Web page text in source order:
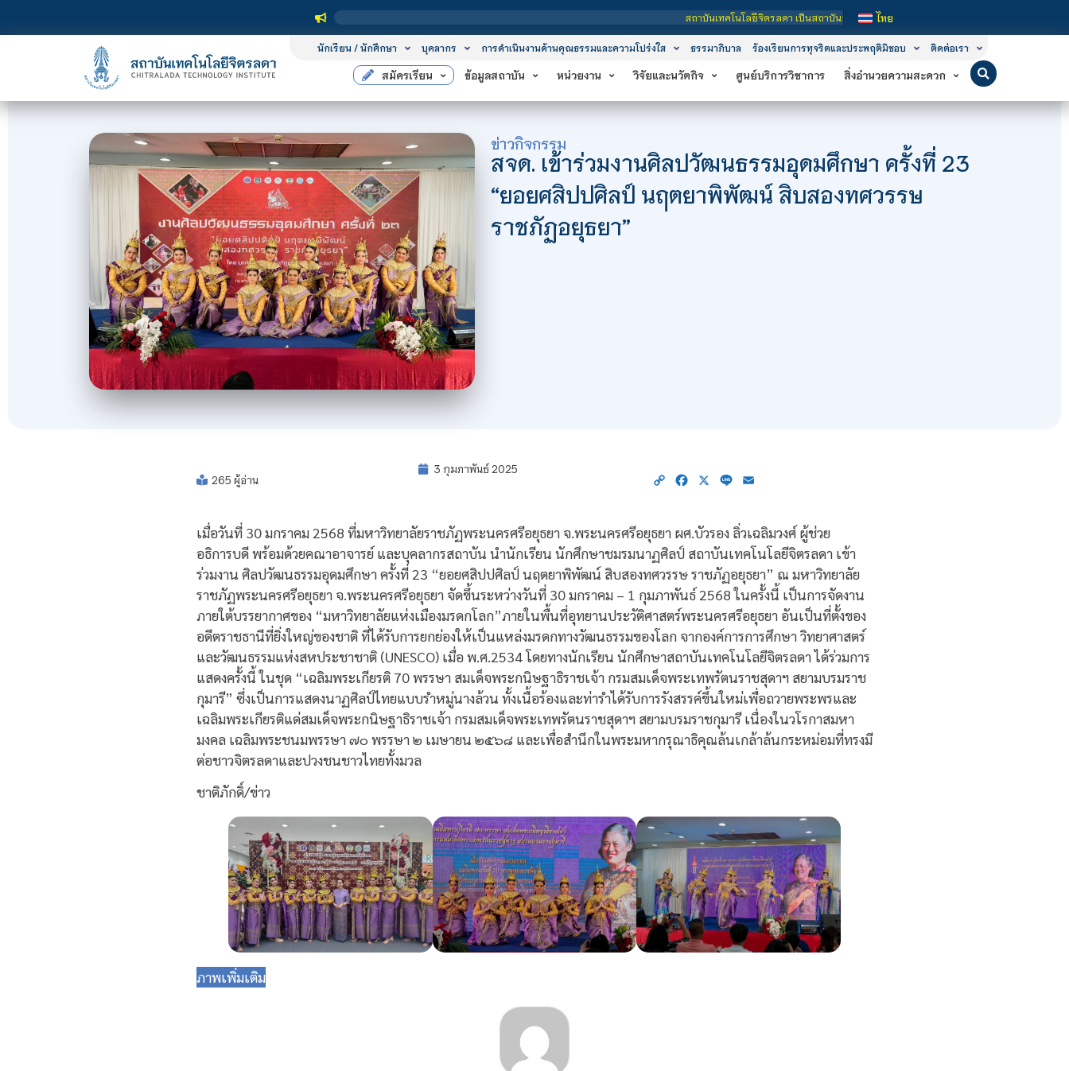
สถาบันเทคโนโลยีจิตรลดา เป็นสถาบันอุดมศึกษาในกำกับของรัฐ เปิดหลักสูตรการเรียนการสอน 3 ระดับ คื
ไทย
นักเรียน / นักศึกษา บุคลากร การดำเนินงานด้านคุณธรรมและความโปร่งใส ธรรมาภิบาล ร้องเรียนการทุจริตและประพฤติมิชอบ ติดต่อเรา
สมัครเรียน ข้อมูลสถาบัน หน่วยงาน วิจัยและนวัตกิจ ศูนย์บริการวิชาการ สิ่งอำนวยความสะดวก
ข่าวกิจกรรม
สจด. เข้าร่วมงานศิลปวัฒนธรรมอุดมศึกษา ครั้งที่ 23
“ยอยศสิปปศิลป์ นฤตยาพิพัฒน์ สิบสองทศวรรษ
ราชภัฏอยุธยา”
265 ผู้อ่าน
3 กุมภาพันธ์ 2025
Copy Facebook
X Line
เมื่อวันที่ 30 มกราคม 2568 ที่มหาวิทยาลัยราชภัฏพระนครศรีอยุธยา จ.พระนครศรีอยุธยา ผศ.บัวรอง ลิ่วเฉลิมวงศ์ ผู้ช่วย
อธิการบดี พร้อมด้วยคณาอาจารย์ และบุคลากรสถาบัน นำนักเรียน นักศึกษาชมรมนาฏศิลป์ สถาบันเทคโนโลยีจิตรลดา เข้า
ร่วมงาน ศิลปวัฒนธรรมอุดมศึกษา ครั้งที่ 23 “ยอยศสิปปศิลป์ นฤตยาพิพัฒน์ สิบสองทศวรรษ ราชภัฏอยุธยา” ณ มหาวิทยาลัย
ราชภัฏพระนครศรีอยุธยา จ.พระนครศรีอยุธยา จัดขึ้นระหว่างวันที่ 30 มกราคม – 1 กุมภาพันธ์ 2568 ในครั้งนี้ เป็นการจัดงาน
ภายใต้บรรยากาศของ “มหาวิทยาลัยแห่งเมืองมรดกโลก”ภายในพื้นที่อุทยานประวัติศาสตร์พระนครศรีอยุธยา อันเป็นที่ตั้งของ
อดีตราชธานีที่ยิ่งใหญ่ของชาติ ที่ได้รับการยกย่องให้เป็นแหล่งมรดกทางวัฒนธรรมของโลก จากองค์การการศึกษา วิทยาศาสตร์
และวัฒนธรรมแห่งสหประชาชาติ (UNESCO) เมื่อ พ.ศ.2534 โดยทางนักเรียน นักศึกษาสถาบันเทคโนโลยีจิตรลดา ได้ร่วมการ
แสดงครั้งนี้ ในชุด “เฉลิมพระเกียรติ 70 พรรษา สมเด็จพระกนิษฐาธิราชเจ้า กรมสมเด็จพระเทพรัตนราชสุดาฯ สยามบรมราช
กุมารี” ซึ่งเป็นการแสดงนาฏศิลป์ไทยแบบรำหมู่นางล้วน ทั้งเนื้อร้องและท่ารำได้รับการรังสรรค์ขึ้นใหม่เพื่อถวายพระพรและ
เฉลิมพระเกียรติแด่สมเด็จพระกนิษฐาธิราชเจ้า กรมสมเด็จพระเทพรัตนราชสุดาฯ สยามบรมราชกุมารี เนื่องในวโรกาสมหา
มงคล เฉลิมพระชนมพรรษา ๗๐ พรรษา ๒ เมษายน ๒๕๖๘ และเพื่อสำนึกในพระมหากรุณาธิคุณล้นเกล้าล้นกระหม่อมที่ทรงมี
ต่อชาวจิตรลดาและปวงชนชาวไทยทั้งมวล
ชาติภักดิ์/ข่าว
ภาพเพิ่มเติม